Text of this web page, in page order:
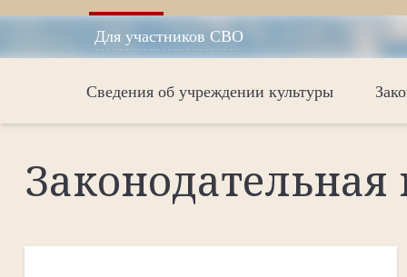
Для участников СВО
Сведения об учреждении культуры
Законодательная